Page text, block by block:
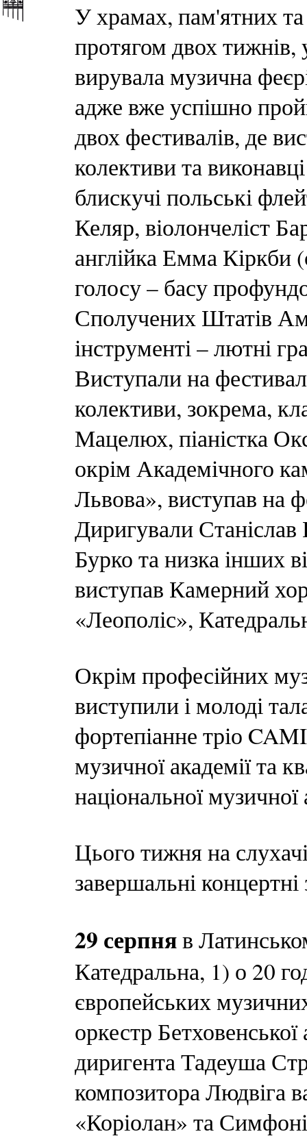
У храмах, пам'ятних та
протягом двох
вирувала музична
адже вже успішно
двох фестивалів, де
колективи та
блискучі польські
Келяр, віолончеліст
англійка Емма Кіркби
голосу – басу
Сполучених Штатів
інструменті – лютні
Виступали на
колективи, зокрема,
Мацелюх, піаністка
окрім Академічного
Львова», виступав на
Диригували
Бурко та низка інших
виступав Камерний
«Леополіс»,
Окрім професійних
виступили і молоді
фортепіанне тріо
музичної академії та
національної
Цього тижня на
завершальні
29 серпняв
Катедральна, 1) о 20
європейських
оркестр
диригента Тадеуша
композитора Людвіга
«Коріолан» та